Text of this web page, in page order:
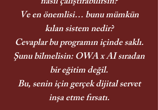
Ve en önemlisi… bunu mümkün
kılan sistem nedir?
Cevaplar bu programın içinde saklı.
Şunu bilmelisin: OWA x AI sıradan
bir eğitim değil.
Bu, senin için gerçek dijital servet
inşa etme fırsatı.